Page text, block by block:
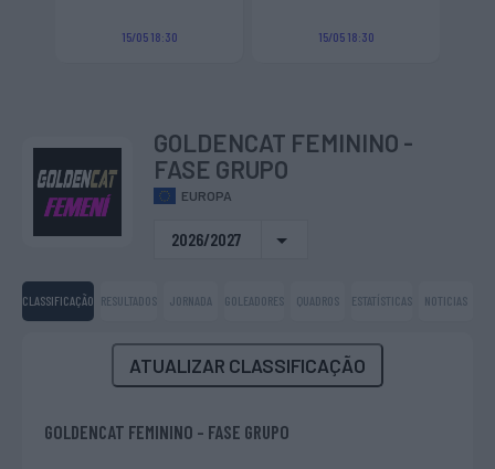
15/05 18:30 15/05 18:30
GOLDENCAT FEMININO -
FASE GRUPO
EUROPA
2026/2027
CLASSIFICAÇÃO RESULTADOS JORNADA GOLEADORES QUADROS ESTATÍSTICAS NOTICIAS
ATUALIZAR CLASSIFICAÇÃO
GOLDENCAT FEMININO - FASE GRUPO